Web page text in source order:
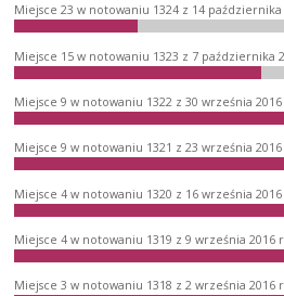
Miejsce 23 w notowaniu 1324 z 14
Miejsce 15 w notowaniu 1323 z 7 października
Miejsce 9 w notowaniu 1322 z 30 września
Miejsce 9 w notowaniu 1321 z 23 września
Miejsce 4 w notowaniu 1320 z 16 września
Miejsce 4 w notowaniu 1319 z 9 września 2016
Miejsce 3 w notowaniu 1318 z 2 września 2016